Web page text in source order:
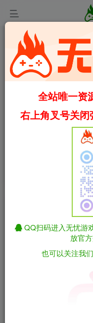
0:00/02:16
罪恶装备：奋战/
v2.01 包含全DLC
免费资源
罪恶装备：
全站唯一资
右上角叉号关
QQ扫码进入无忧游
放官
也可以关注我